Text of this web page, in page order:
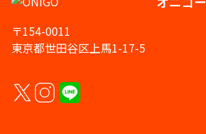
〒154-0011
東京都世田谷区上馬1-17-5